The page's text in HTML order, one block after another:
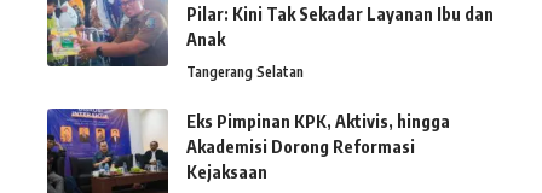
Pilar: Kini Tak Sekadar Layanan Ibu dan
Anak
Tangerang Selatan
Eks Pimpinan KPK, Aktivis, hingga
Akademisi Dorong Reformasi
Kejaksaan